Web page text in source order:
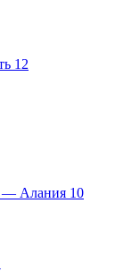
12
— Алания 10